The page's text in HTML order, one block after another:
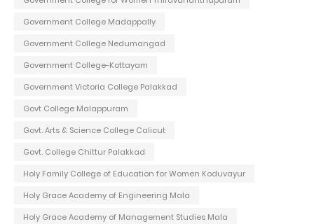
Government College Madappally
Government College Nedumangad
Government College-Kottayam
Government Victoria College Palakkad
Govt College Malappuram
Govt. Arts & Science College Calicut
Govt. College Chittur Palakkad
Holy Family College of Education for Women Koduvayur
Holy Grace Academy of Engineering Mala
Holy Grace Academy of Management Studies Mala